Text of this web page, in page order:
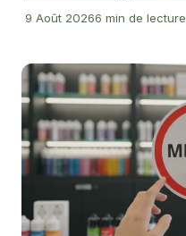
9 Août 20266 min de lecture